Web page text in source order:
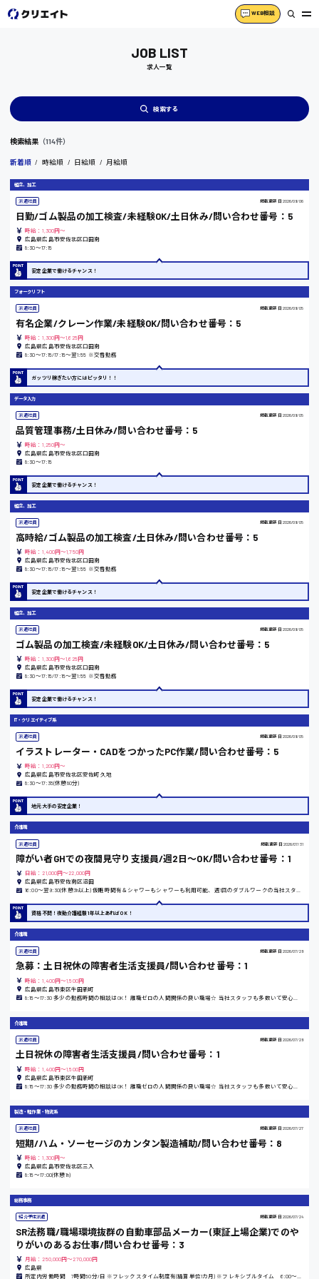
WEB相談
製造・軽作業・物流系
組立、加工
製造オペレーター
検品・包装・箱詰め
ピッキング・仕分け
軽作業
フォークリフト
介護・医療系
医師
介護職
看護助手
看護師
オフィスワーク系
貿易事務
データ入力
コールセンターオペレーター
一般事務
総務事務
営業事務
受付事務
医療事務
IT・クリエイティブ系
DTPオペレーター
CADオペレーター
WEBデザイナー
カスタマーエンジニア
経営企画
販売
ホール
接客
調理
洗い場
営業
ラウンダー営業
その他の専門職
施設管理・整備
清掃
施工管理
広島市中区
広島市南区
広島市西区
広島市佐伯区
広島市安佐南区
広島市安芸区
廿日市市
東広島市
安芸高田市
山県郡
安芸太田町
安芸郡
山口県
時給1200円～
時給1300円～
時給1400円～
時給1500円以上
日給8000円～
日給9000円～
日給10000円以上
日給制すべて
JOB LIST
求人一覧
検索する
検索結果（114件）
新着順 時給順 日給順 月給順
組立、加工
派遣社員 掲載更新日 2026/08/06
日勤/ゴム製品の加工検査/未経験OK/土日休み/問い合わせ番号：5
時給：1,300円～
広島県広島市安佐北区口田南
8:30〜17:15
安定企業で働けるチャンス！
フォークリフト
派遣社員 掲載更新日 2026/08/05
有名企業/クレーン作業/未経験OK/問い合わせ番号：5
時給：1,300円～1,625円
広島県広島市安佐北区口田南
8:30〜17:15/17:15〜翌1:55 ※交替勤務
ガッツリ稼ぎたい方にはピッタリ！！
データ入力
派遣社員 掲載更新日 2026/08/05
品質管理事務/土日休み/問い合わせ番号：5
時給：1,250円～
広島県広島市安佐北区口田南
8:30〜17:15
安定企業で働けるチャンス！
組立、加工
派遣社員 掲載更新日 2026/08/05
高時給/ゴム製品の加工検査/土日休み/問い合わせ番号：5
時給：1,400円～1,750円
広島県広島市安佐北区口田南
8:30〜17:15/17:15〜翌1:55 ※交替勤務
安定企業で働けるチャンス！
組立、加工
派遣社員 掲載更新日 2026/08/05
ゴム製品の加工検査/未経験OK/土日休み/問い合わせ番号：5
時給：1,300円～1,625円
広島県広島市安佐北区口田南
8:30〜17:15/17:15〜翌1:55 ※交替勤務
安定企業で働けるチャンス！
IT・クリエイティブ系
派遣社員 掲載更新日 2026/08/05
イラストレーター・CADをつかったPC作業/問い合わせ番号：5
時給：1,200円～
広島県広島市安佐北区安佐町久地
8:30〜17:35(休憩80分)
地元大手の安定企業！
介護職
派遣社員 掲載更新日 2026/07/31
障がい者GHでの夜間見守り支援員/週2日～OK/問い合わせ番号：1
日給：21,000円～22,000円
広島県広島市安佐南区沼田
16:00〜翌9:30(休憩3h以上) 仮眠時間有＆シャワーもシャワーも利用可能、週1回のダブルワークの当社スタッフ多数在籍
資格不問！夜勤介護経験1年以上あればOK！
介護職
派遣社員 掲載更新日 2026/07/28
急募：土日祝休の障害者生活支援員/問い合わせ番号：1
時給：1,400円～1,500円
広島県広島市東区牛田新町
介護職
派遣社員 掲載更新日 2026/07/28
土日祝休の障害者生活支援員/問い合わせ番号：1
時給：1,400円～1,500円
広島県広島市東区牛田新町
製造・軽作業・物流系
派遣社員 掲載更新日 2026/07/27
短期/ハム・ソーセージのカンタン製造補助/問い合わせ番号：8
時給：1,300円～
広島県広島市安佐北区三入
8:15〜17:00(休憩1h)
総務事務
紹介予定派遣 掲載更新日 2026/07/24
SR法務職/職場環境抜群の自動車部品メーカー(東証上場企業)でのや
りがいのあるお仕事/問い合わせ番号：3
月給：250,000円～270,000円
広島県
所定内労働時間 7時間50分/日 ※フレックスタイム制度有(精算単位1カ月) ※フレキシブルタイム 6:00～20:00 ※コアタイム 11:00～14:00